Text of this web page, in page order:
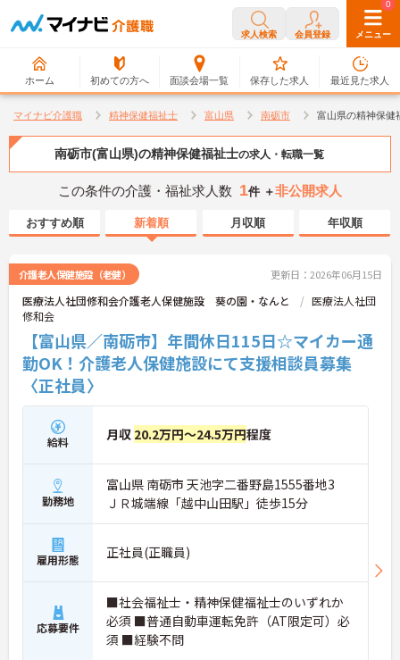
求人検索 会員登録 メニュー
ホーム 初めての方へ 面談会場一覧
0
保存した求人
0
最近見た求人
マイナビ介護職 精神保健福祉士 富山県 南砺市 富山県の精神保健
南砺市(富山県)の精神保健福祉士の求人・転職一覧
この条件の介護・福祉求人数 1件 ＋非公開求人
おすすめ順 新着順 月収順 年収順
介護老人保健施設（老健） 更新日：2026年06月15日
医療法人社団修和会介護老人保健施設 葵の園・なんと
医療法人社団
修和会
【富山県／南砺市】年間休日115日☆マイカー通
勤OK！介護老人保健施設にて支援相談員募集
〈正社員〉
給料 月収 20.2万円～24.5万円程度
勤務地
富山県 南砺市 天池字二番野島1555番地3
ＪＲ城端線「越中山田駅」徒歩15分
雇用形態 正社員(正職員)
応募要件
■社会福祉士・精神保健福祉士のいずれか
必須 ■普通自動車運転免許（AT限定可）必
須 ■経験不問